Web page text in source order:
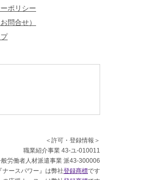
ポリシー
問合せ）
＜許可・登録情報＞
職業紹介事業 43-ユ-010011
労働者人材派遣事業 派43-300006
『ナースパワー』は弊社登録商標です